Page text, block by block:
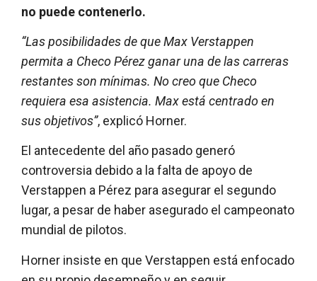
no puede contenerlo.
“Las posibilidades de que Max Verstappen
permita a Checo Pérez ganar una de las carreras
restantes son mínimas. No creo que Checo
requiera esa asistencia. Max está centrado en
sus objetivos”, explicó Horner.
El antecedente del año pasado generó
controversia debido a la falta de apoyo de
Verstappen a Pérez para asegurar el segundo
lugar, a pesar de haber asegurado el campeonato
mundial de pilotos.
Horner insiste en que Verstappen está enfocado